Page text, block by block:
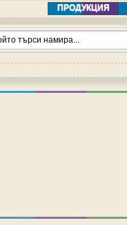
ПРОДУКЦИЯ